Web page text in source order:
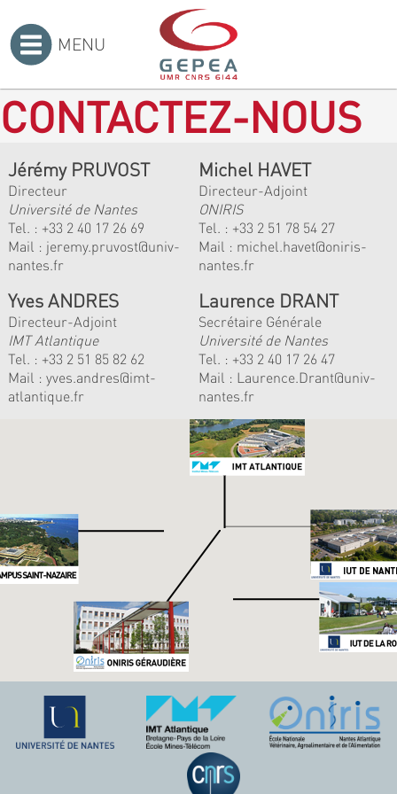
MENU
CONTACTEZ-NOUS
Jérémy PRUVOST
Directeur
Université de Nantes
Tel. : +33 2 40 17 26 69
Mail : jeremy.pruvost@univ-
nantes.fr
Michel HAVET
Directeur-Adjoint
ONIRIS
Tel. : +33 2 51 78 54 27
Mail : michel.havet@oniris-
nantes.fr
Yves ANDRES
Directeur-Adjoint
IMT Atlantique
Tel. : +33 2 51 85 82 62
Mail : yves.andres@imt-
atlantique.fr
Laurence DRANT
Secrétaire Générale
Université de Nantes
Tel. : +33 2 40 17 26 47
Mail : Laurence.Drant@univ-
nantes.fr